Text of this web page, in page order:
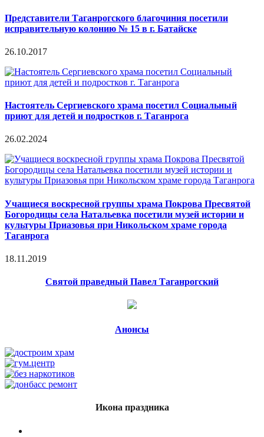
Представители Таганрогского благочиния посетили
исправительную колонию № 15 в г. Батайске
26.10.2017
Настоятель Сергиевского храма посетил Социальный
приют для детей и подростков г. Таганрога
26.02.2024
Учащиеся воскресной группы храма Покрова Пресвятой
Богородицы села Натальевка посетили музей истории и
культуры Приазовья при Никольском храме города
Таганрога
18.11.2019
Святой праведный Павел Таганрогский
Анонсы
Икона праздника